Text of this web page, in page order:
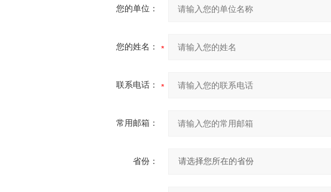
您的单位：
您的姓名：
联系电话：
常用邮箱：
省份：